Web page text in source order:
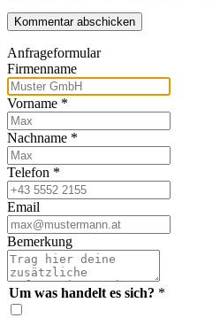
Kommentar abschicken
Anfrageformular
Firmenname
Vorname *
Nachname *
Telefon *
Email
Bemerkung
Um was handelt es sich? *